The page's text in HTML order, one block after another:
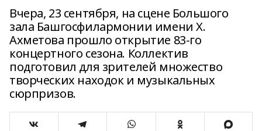
Вчера, 23 сентября, на сцене Большого
зала Башгосфилармонии имени Х.
Ахметова прошло открытие 83-го
концертного сезона. Коллектив
подготовил для зрителей множество
творческих находок и музыкальных
сюрпризов.